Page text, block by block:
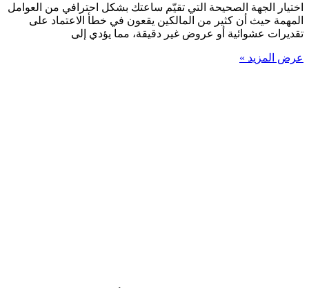
اختيار الجهة الصحيحة التي تقيّم ساعتك بشكل احترافي من العوامل
المهمة حيث أن كثير من المالكين يقعون في خطأ الاعتماد على
تقديرات عشوائية أو عروض غير دقيقة، مما يؤدي إلى
عرض المزيد »